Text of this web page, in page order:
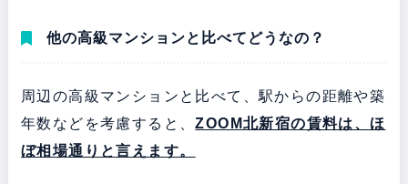
他の高級マンションと比べてどうなの？
周辺の高級マンションと比べて、駅からの距離や築
年数などを考慮すると、ZOOM北新宿の賃料は、ほ
ぼ相場通りと言えます。